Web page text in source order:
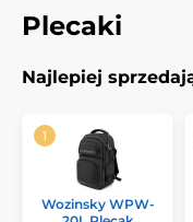
Plecaki
Najlepiej
Wozinsky WPW-